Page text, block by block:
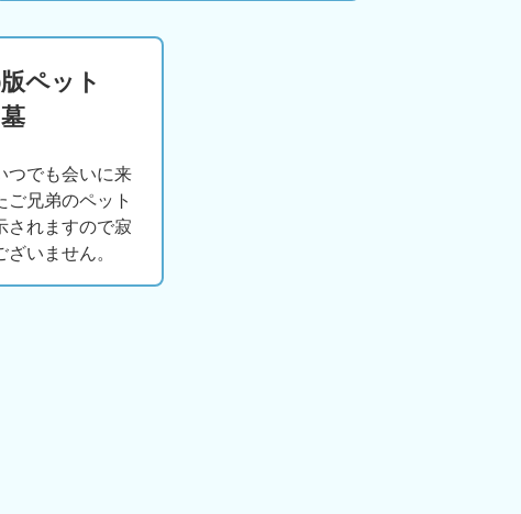
ペット
つでも会いに来
ご兄弟のペット
されますので寂
いません。